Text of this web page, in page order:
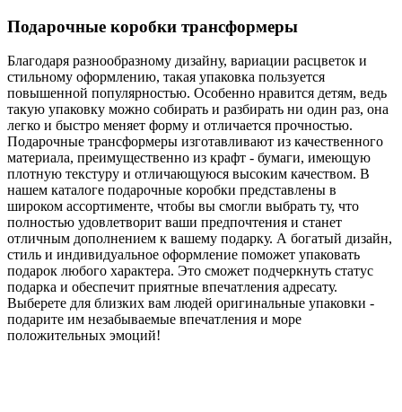
Подарочные коробки трансформеры
Благодаря разнообразному дизайну, вариации расцветок и
стильному оформлению, такая упаковка пользуется
повышенной популярностью. Особенно нравится детям, ведь
такую упаковку можно собирать и разбирать ни один раз, она
легко и быстро меняет форму и отличается прочностью.
Подарочные трансформеры изготавливают из качественного
материала, преимущественно из крафт - бумаги, имеющую
плотную текстуру и отличающуюся высоким качеством. В
нашем каталоге подарочные коробки представлены в
широком ассортименте, чтобы вы смогли выбрать ту, что
полностью удовлетворит ваши предпочтения и станет
отличным дополнением к вашему подарку. А богатый дизайн,
стиль и индивидуальное оформление поможет упаковать
подарок любого характера. Это сможет подчеркнуть статус
подарка и обеспечит приятные впечатления адресату.
Выберете для близких вам людей оригинальные упаковки -
подарите им незабываемые впечатления и море
положительных эмоций!